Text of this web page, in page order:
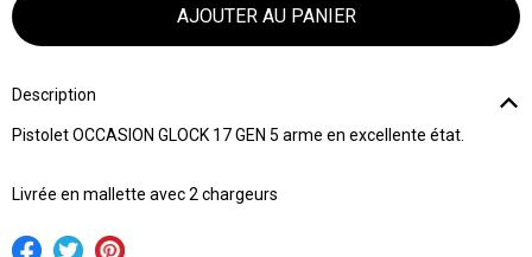
Description
Pistolet OCCASION GLOCK 17 GEN 5 arme en excellente état.
Livrée en mallette avec 2 chargeurs